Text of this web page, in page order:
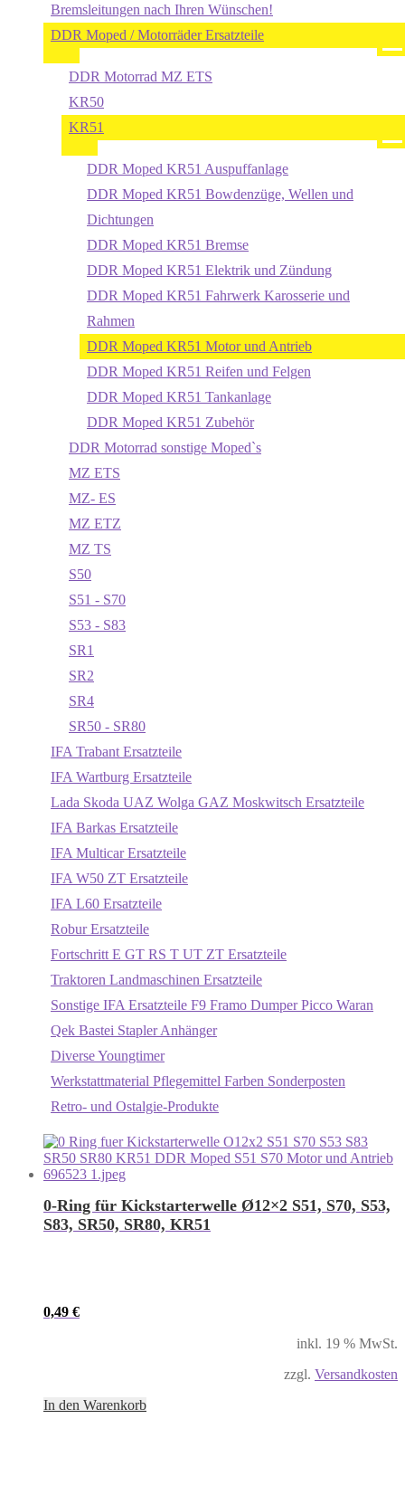
Bremsleitungen nach Ihren Wünschen!
DDR Moped / Motorräder Ersatzteile
DDR Motorrad MZ ETS
KR50
KR51
DDR Moped KR51 Auspuffanlage
DDR Moped KR51 Bowdenzüge, Wellen und
Dichtungen
DDR Moped KR51 Bremse
DDR Moped KR51 Elektrik und Zündung
DDR Moped KR51 Fahrwerk Karosserie und
Rahmen
DDR Moped KR51 Motor und Antrieb
DDR Moped KR51 Reifen und Felgen
DDR Moped KR51 Tankanlage
DDR Moped KR51 Zubehör
DDR Motorrad sonstige Moped`s
MZ ETS
MZ- ES
MZ ETZ
MZ TS
S50
S51 - S70
S53 - S83
SR1
SR2
SR4
SR50 - SR80
IFA Trabant Ersatzteile
IFA Wartburg Ersatzteile
Lada Skoda UAZ Wolga GAZ Moskwitsch Ersatzteile
IFA Barkas Ersatzteile
IFA Multicar Ersatzteile
IFA W50 ZT Ersatzteile
IFA L60 Ersatzteile
Robur Ersatzteile
Fortschritt E GT RS T UT ZT Ersatzteile
Traktoren Landmaschinen Ersatzteile
Sonstige IFA Ersatzteile F9 Framo Dumper Picco Waran
Qek Bastei Stapler Anhänger
Diverse Youngtimer
Werkstattmaterial Pflegemittel Farben Sonderposten
Retro- und Ostalgie-Produkte
0-Ring für Kickstarterwelle Ø12×2 S51, S70, S53,
S83, SR50, SR80, KR51
0,49 €
inkl. 19 % MwSt.
zzgl. Versandkosten
In den Warenkorb